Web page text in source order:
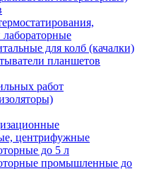
лабораторные
для колб (качалки)
планшетов
работ
центрифужные
до 5 л
промышленные до